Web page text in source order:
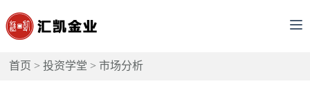
首页 >投资学堂 >市场分析